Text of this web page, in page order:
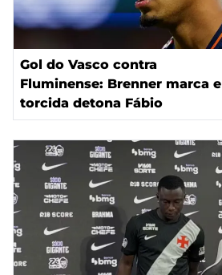
Gol do Vasco contra
Fluminense: Brenner marca e
torcida detona Fábio